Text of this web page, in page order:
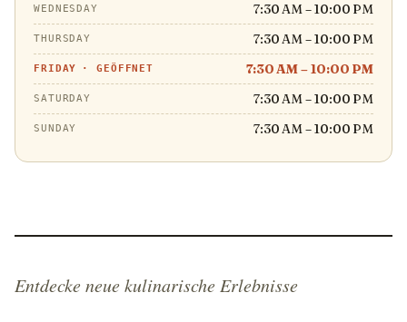
WEDNESDAY 7:30 AM – 10:00 PM
THURSDAY 7:30 AM – 10:00 PM
FRIDAY ·GEÖFFNET 7:30 AM – 10:00 PM
SATURDAY 7:30 AM – 10:00 PM
SUNDAY 7:30 AM – 10:00 PM
Entdecke neue kulinarische Erlebnisse